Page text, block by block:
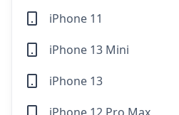
iPhone 11
iPhone 13 Mini
iPhone 13